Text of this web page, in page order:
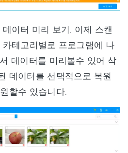
이터 미리 보기. 이제 스캔
테고리별로 프로그램에 나
데이터를 미리볼수 있어 삭
데이터를 선택적으로 복원
할수 있습니다.